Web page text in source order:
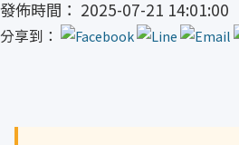
發佈時間： 2025-07-21 14:01:00
分享到：